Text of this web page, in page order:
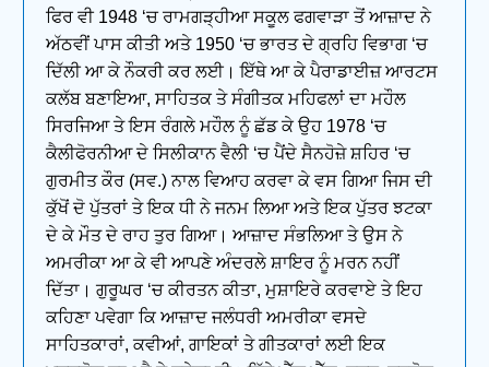
ਫਿਰ ਵੀ 1948 ‘ਚ ਰਾਮਗੜ੍ਹੀਆ ਸਕੂਲ ਫਗਵਾੜਾ ਤੋਂ ਆਜ਼ਾਦ ਨੇ
ਅੱਠਵੀਂ ਪਾਸ ਕੀਤੀ ਅਤੇ 1950 ‘ਚ ਭਾਰਤ ਦੇ ਗ੍ਰਹਿ ਵਿਭਾਗ ‘ਚ
ਦਿੱਲੀ ਆ ਕੇ ਨੌਕਰੀ ਕਰ ਲਈ। ਇੱਥੇ ਆ ਕੇ ਪੈਰਾਡਾਈਜ਼ ਆਰਟਸ
ਕਲੱਬ ਬਣਾਇਆ, ਸਾਹਿਤਕ ਤੇ ਸੰਗੀਤਕ ਮਹਿਫਲਾਂ ਦਾ ਮਹੌਲ
ਸਿਰਜਿਆ ਤੇ ਇਸ ਰੰਗਲੇ ਮਹੌਲ ਨੂੰ ਛੱਡ ਕੇ ਉਹ 1978 ‘ਚ
ਕੈਲੀਫੋਰਨੀਆ ਦੇ ਸਿਲੀਕਾਨ ਵੈਲੀ ‘ਚ ਪੈਂਦੇ ਸੈਨਹੋਜ਼ੇ ਸ਼ਹਿਰ ‘ਚ
ਗੁਰਮੀਤ ਕੌਰ (ਸਵ.) ਨਾਲ ਵਿਆਹ ਕਰਵਾ ਕੇ ਵਸ ਗਿਆ ਜਿਸ ਦੀ
ਕੁੱਖੋਂ ਦੋ ਪੁੱਤਰਾਂ ਤੇ ਇਕ ਧੀ ਨੇ ਜਨਮ ਲਿਆ ਅਤੇ ਇਕ ਪੁੱਤਰ ਝਟਕਾ
ਦੇ ਕੇ ਮੌਤ ਦੇ ਰਾਹ ਤੁਰ ਗਿਆ। ਆਜ਼ਾਦ ਸੰਭਲਿਆ ਤੇ ਉਸ ਨੇ
ਅਮਰੀਕਾ ਆ ਕੇ ਵੀ ਆਪਣੇ ਅੰਦਰਲੇ ਸ਼ਾਇਰ ਨੂੰ ਮਰਨ ਨਹੀਂ
ਦਿੱਤਾ। ਗੁਰੂਘਰ ‘ਚ ਕੀਰਤਨ ਕੀਤਾ, ਮੁਸ਼ਾਇਰੇ ਕਰਵਾਏ ਤੇ ਇਹ
ਕਹਿਣਾ ਪਵੇਗਾ ਕਿ ਆਜ਼ਾਦ ਜਲੰਧਰੀ ਅਮਰੀਕਾ ਵਸਦੇ
ਸਾਹਿਤਕਾਰਾਂ, ਕਵੀਆਂ, ਗਾਇਕਾਂ ਤੇ ਗੀਤਕਾਰਾਂ ਲਈ ਇਕ